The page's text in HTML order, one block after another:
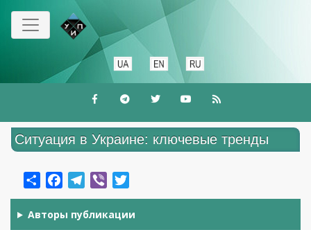
Перейти
основному
Ситуация в Украине: ключевые тренды
ShareFacebookTelegram
Viber
Авторы публикации